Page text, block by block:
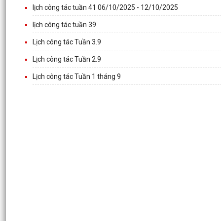
lịch công tác tuần 41 06/10/2025 - 12/10/2025
lịch công tác tuần 39
Lịch công tác Tuần 3.9
Lịch công tác Tuần 2.9
Lịch công tác Tuần 1 tháng 9